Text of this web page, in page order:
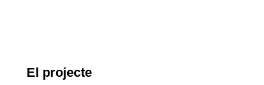
El projecte